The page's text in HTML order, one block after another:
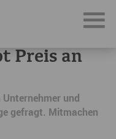
aus dem Erzgebirge
Preis an
und
gefragt. Mitmachen